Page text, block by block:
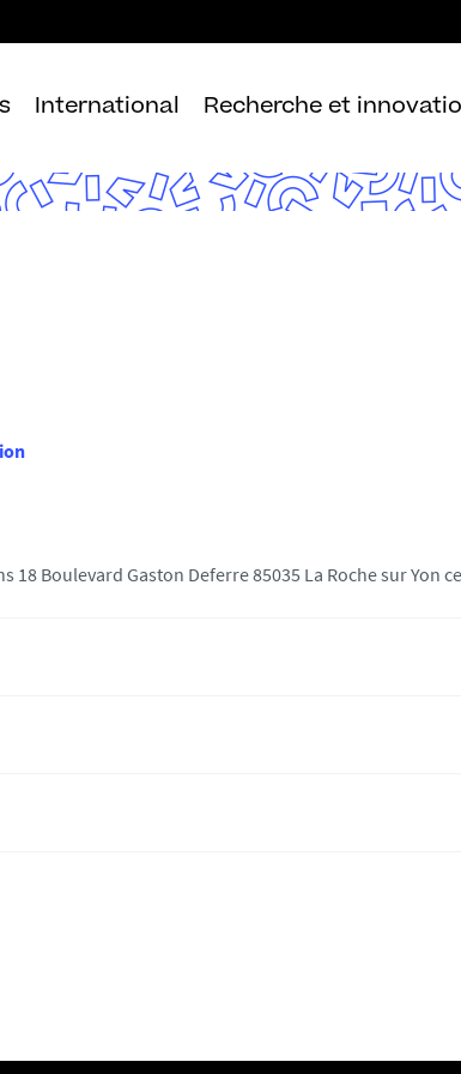
au
International Recherche et
Boulevard Gaston Deferre 85035 La Roche sur Yon